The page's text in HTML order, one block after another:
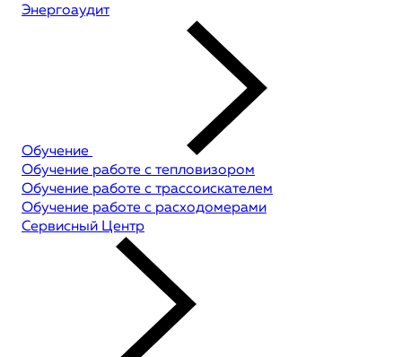
Энергоаудит
Обучение
Обучение работе с тепловизором
Обучение работе с трассоискателем
Обучение работе с расходомерами
Сервисный Центр